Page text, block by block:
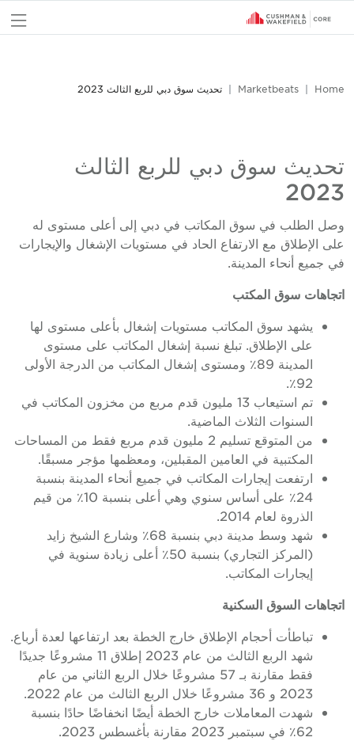
Home
Marketbeats تحديث سوق دبي للربع الثالث 2023
تحديث سوق دبي للربع الثالث
2023
وصل الطلب في سوق المكاتب في دبي إلى أعلى مستوى له
على الإطلاق مع الارتفاع الحاد في مستويات الإشغال والإيجارات
في جميع أنحاء المدينة.
اتجاهات سوق المكتب
يشهد سوق المكاتب مستويات إشغال بأعلى مستوى لها
على الإطلاق. تبلغ نسبة إشغال المكاتب على مستوى
المدينة 89٪ ومستوى إشغال المكاتب من الدرجة الأولى
92٪.
تم استيعاب 13 مليون قدم مربع من مخزون المكاتب في
السنوات الثلاث الماضية.
من المتوقع تسليم 2 مليون قدم مربع فقط من المساحات
المكتبية في العامين المقبلين، ومعظمها مؤجر مسبقًا.
ارتفعت إيجارات المكاتب في جميع أنحاء المدينة بنسبة
24٪ على أساس سنوي وهي أعلى بنسبة 10٪ من قيم
الذروة لعام 2014.
شهد وسط مدينة دبي بنسبة 68٪ وشارع الشيخ زايد
(المركز التجاري) بنسبة 50٪ أعلى زيادة سنوية في
إيجارات المكاتب.
اتجاهات السوق السكنية
تباطأت أحجام الإطلاق خارج الخطة بعد ارتفاعها لعدة أرباع.
شهد الربع الثالث من عام 2023 إطلاق 11 مشروعًا جديدًا
فقط مقارنة بـ 57 مشروعًا خلال الربع الثاني من عام
2023 و 36 مشروعًا خلال الربع الثالث من عام 2022.
شهدت المعاملات خارج الخطة أيضًا انخفاضًا حادًا بنسبة
62٪ في سبتمبر 2023 مقارنة بأغسطس 2023.